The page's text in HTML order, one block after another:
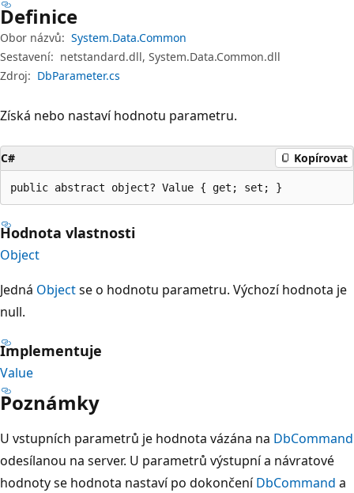
Definice
Obor názvů: System.Data.Common
Sestavení: netstandard.dll, System.Data.Common.dll
Zdroj: DbParameter.cs
Získá nebo nastaví hodnotu parametru.
C# Kopírovat
public abstract object? Value { get; set; }
Hodnota vlastnosti
Object
Jedná Objectse o hodnotu parametru. Výchozí hodnota je
null.
Implementuje
Value
Poznámky
U vstupních parametrů je hodnota vázána na DbCommand
odesílanou na server. U parametrů výstupní a návratové
hodnoty se hodnota nastaví po dokončeníDbCommand a